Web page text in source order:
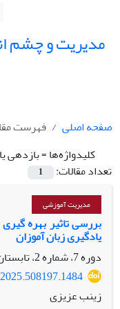
مدیریت و چشم
صفحه اصلی
فهرست
کلیدواژه‌ها =بازدهی
تعداد مقالات:
1
مدیریت آموزشی
بررسی تاثیر بهره
یادگیری زبان آموزان
دوره 7، شماره 2، تابستان 1404، صفحه
زینب عزیزی